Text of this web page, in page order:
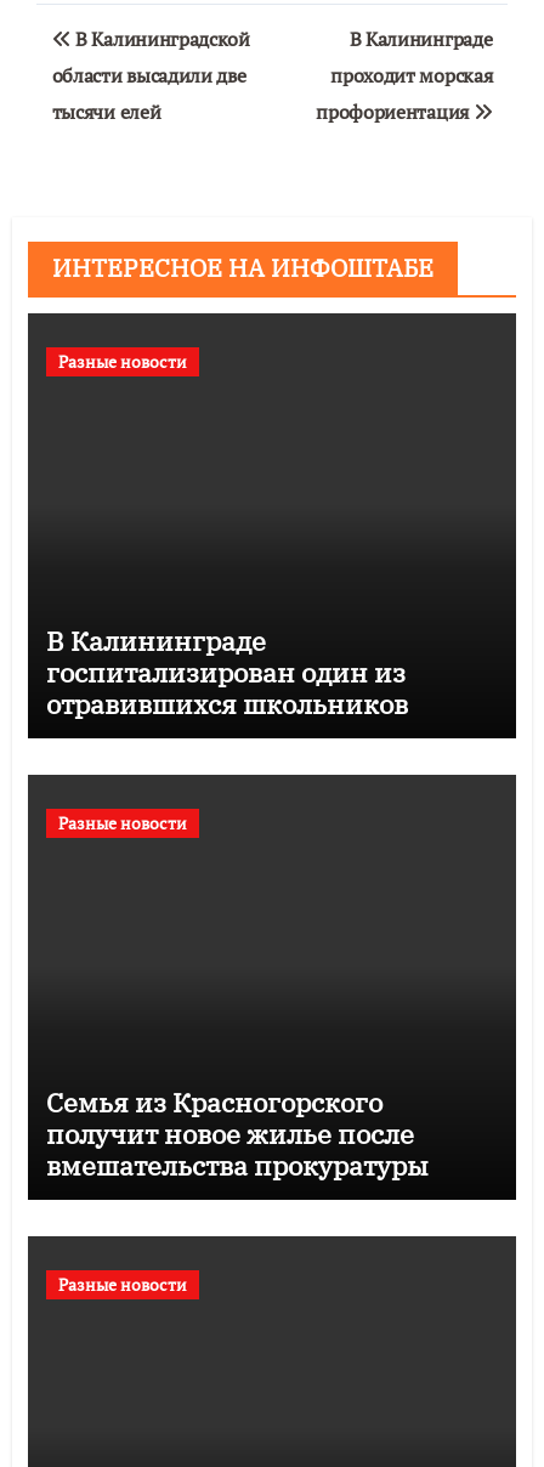
Навигация
по
записям
В Калининградской
области высадили две
тысячи елей
В Калининграде
проходит морская
профориентация
ИНТЕРЕСНОЕ НА ИНФОШТАБЕ
Разные новости
В Калининграде
госпитализирован один из
отравившихся школьников
Разные новости
Семья из Красногорского
получит новое жилье после
вмешательства прокуратуры
Разные новости